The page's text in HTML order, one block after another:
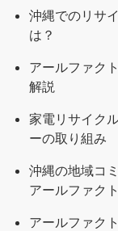
沖縄でのリサ
は？
アールファク
解説
家電リサイク
ーの取り組み
沖縄の地域コ
アールファク
アールファク